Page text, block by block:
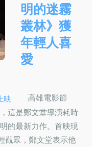
明的迷霧
叢林》獲
年輕人喜
愛
映
高雄電影節
這是鄭文堂導演耗時
的最新力作。首映現
觀眾，鄭文堂表示他